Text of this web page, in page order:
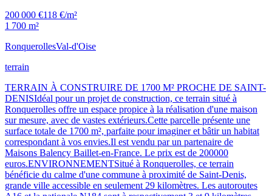
200 000 €118 €/m²
1 700 m²
RonquerollesVal-d'Oise
terrain
TERRAIN À CONSTRUIRE DE 1700 M² PROCHE DE SAINT-
DENISIdéal pour un projet de construction, ce terrain situé à
Ronquerolles offre un espace propice à la réalisation d'une maison
sur mesure, avec de vastes extérieurs.Cette parcelle présente une
surface totale de 1700 m², parfaite pour imaginer et bâtir un habitat
correspondant à vos envies.Il est vendu par un partenaire de
Maisons Balency Baillet-en-France. Le prix est de 200000
euros.ENVIRONNEMENTSitué à Ronquerolles, ce terrain
bénéficie du calme d'une commune à proximité de Saint-Denis,
grande ville accessible en seulement 29 kilomètres. Les autoroutes